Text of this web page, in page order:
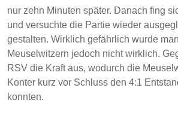
nur zehn Minuten später. Danach fing
und versuchte die Partie wieder
gestalten. Wirklich gefährlich wurde
Meuselwitzern jedoch nicht wirklich.
RSV die Kraft aus, wodurch die
Konter kurz vor Schluss den 4:1
konnten.